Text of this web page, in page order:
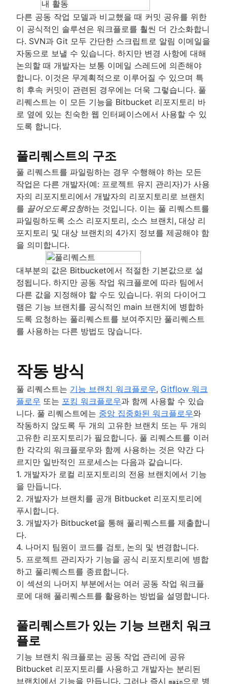
Git의 대규모 리포지토리
Git LFS
Git gc
Git prune
Git bash
dot 파일 저장하는 방법
Git Cherry Pick
Gitk
Git-show
Git 포크 및 업스트림: 방법 및 유용한 팁
핵심 개념, 워크플로 및 팁
다른 공동 작업 모델과 비교했을 때 커밋 공유를 위한
이 공식적인 솔루션은 워크플로를 훨씬 더 간소화합니
다. SVN과 Git 모두 간단한 스크립트로 알림 이메일을
자동으로 보낼 수 있습니다. 하지만 변경 사항에 대해
논의할 때 개발자는 보통 이메일 스레드에 의존해야
합니다. 이것은 무계획적으로 이루어질 수 있으며 특
히 후속 커밋이 관련된 경우에는 더욱 그렇습니다. 풀
리퀘스트는 이 모든 기능을 Bitbucket 리포지토리 바
로 옆에 있는 친숙한 웹 인터페이스에서 사용할 수 있
도록 합니다.
풀리퀘스트의 구조
풀 리퀘스트를 파일링하는 경우 수행해야 하는 모든
작업은 다른 개발자(예: 프로젝트 유지 관리자)가 사용
자의 리포지토리에서 개발자의 리포지토리로 브랜치
를 끌어오도록 요청하는 것입니다. 이는 풀 리퀘스트를
파일링하도록 소스 리포지토리, 소스 브랜치, 대상 리
포지토리 및 대상 브랜치의 4가지 정보를 제공해야 함
을 의미합니다.
대부분의 값은 Bitbucket에서 적절한 기본값으로 설
정됩니다. 하지만 공동 작업 워크플로에 따라 팀에서
다른 값을 지정해야 할 수도 있습니다. 위의 다이어그
램은 기능 브랜치를 공식적인 main 브랜치에 병합하
도록 요청하는 풀리퀘스트를 보여주지만 풀리퀘스트
를 사용하는 다른 방법도 많습니다.
작동 방식
풀 리퀘스트는 기능 브랜치 워크플로우, Gitflow 워크
플로우 또는 포킹 워크플로우과 함께 사용할 수 있습
니다. 풀 리퀘스트에는 중앙 집중화된 워크플로우와
작동하지 않도록 두 개의 고유한 브랜치 또는 두 개의
고유한 리포지토리가 필요합니다. 풀 리퀘스트를 이러
한 각각의 워크플로우와 함께 사용하는 것은 약간 다
르지만 일반적인 프로세스는 다음과 같습니다.
1. 개발자가 로컬 리포지토리의 전용 브랜치에서 기능
을 만듭니다.
2. 개발자가 브랜치를 공개 Bitbucket 리포지토리에
푸시합니다.
3. 개발자가 Bitbucket을 통해 풀리퀘스트를 제출합니
다.
4. 나머지 팀원이 코드를 검토, 논의 및 변경합니다.
5. 프로젝트 관리자가 기능을 공식 리포지토리에 병합
하고 풀리퀘스트를 종료합니다.
이 섹션의 나머지 부분에서는 여러 공동 작업 워크플
로에 대해 풀리퀘스트를 활용하는 방법을 설명합니다.
풀리퀘스트가 있는 기능 브랜치 워크
플로
기능 브랜치 워크플로는 공동 작업 관리에 공유
Bitbucket 리포지토리를 사용하고 개발자는 분리된
브랜치에서 기능을 만듭니다. 그러나 즉시 main 으로 병